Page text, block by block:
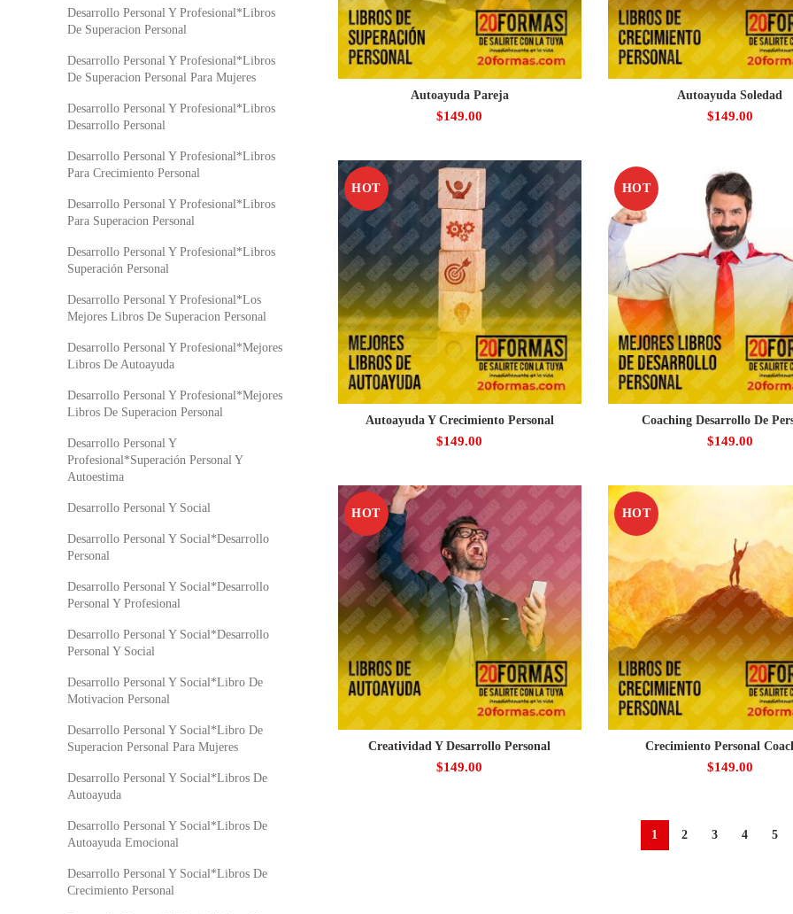
Autoayuda Pareja
$149.00
Autoayuda Soledad
$149.00
HOT
Autoayuda Y Crecimiento Personal
$149.00
HOT
Coaching Desarrollo De
$149.00
HOT
Creatividad Y Desarrollo Personal
$149.00
HOT
Crecimiento Personal
$149.00
1 2 3 4 5
Desarrollo Personal Y Profesional*Libros
De Superacion Personal
Desarrollo Personal Y Profesional*Libros
De Superacion Personal Para Mujeres
Desarrollo Personal Y Profesional*Libros
Desarrollo Personal
Desarrollo Personal Y Profesional*Libros
Para Crecimiento Personal
Desarrollo Personal Y Profesional*Libros
Para Superacion Personal
Desarrollo Personal Y Profesional*Libros
Superación Personal
Desarrollo Personal Y Profesional*Los
Mejores Libros De Superacion Personal
Desarrollo Personal Y Profesional*Mejores
Libros De Autoayuda
Desarrollo Personal Y Profesional*Mejores
Libros De Superacion Personal
Desarrollo Personal Y
Profesional*Superación Personal Y
Autoestima
Desarrollo Personal Y Social
Desarrollo Personal Y Social*Desarrollo
Personal
Desarrollo Personal Y Social*Desarrollo
Personal Y Profesional
Desarrollo Personal Y Social*Desarrollo
Personal Y Social
Desarrollo Personal Y Social*Libro De
Motivacion Personal
Desarrollo Personal Y Social*Libro De
Superacion Personal Para Mujeres
Desarrollo Personal Y Social*Libros De
Autoayuda
Desarrollo Personal Y Social*Libros De
Autoayuda Emocional
Desarrollo Personal Y Social*Libros De
Crecimiento Personal